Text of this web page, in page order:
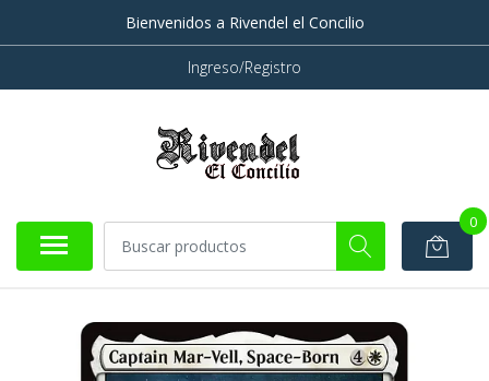
Bienvenidos a Rivendel el Concilio
Ingreso/Registro
0